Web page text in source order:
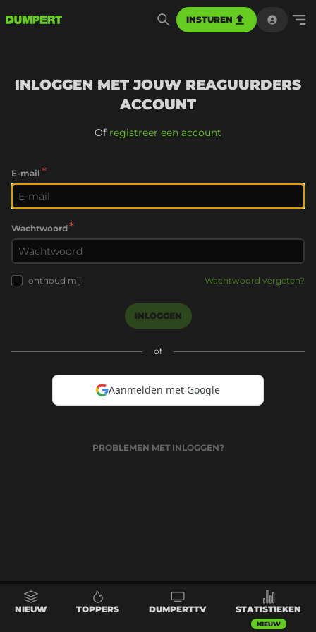
INSTUREN
INLOGGEN MET JOUW REAGUURDERS
ACCOUNT
Of registreer een account
E-mail *
Wachtwoord*
onthoud mij Wachtwoord vergeten?
INLOGGEN
of
Aanmelden met Google
PROBLEMEN MET INLOGGEN?
NIEUW TOPPERS DUMPERTTV STATISTIEKEN
NIEUW